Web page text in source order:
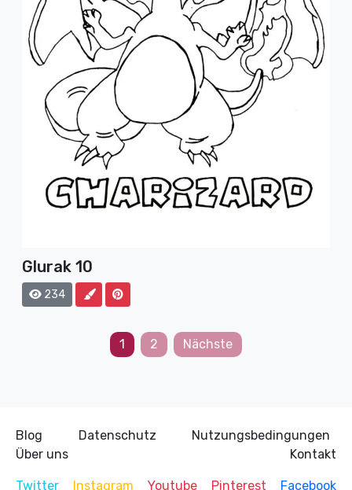
Glurak 10
234
Seitennummerierung
1 2 Nächste
Blog Datenschutz
Nutzungsbedingungen
Über uns
Kontakt
Twitter Instagram Youtube Pinterest Facebook